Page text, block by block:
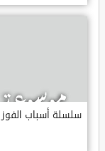
سلسلة أسباب الفوز